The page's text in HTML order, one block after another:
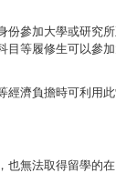
份參加大學或研究
目等履修生可以參
經濟負擔時可利用
也無法取得留學的